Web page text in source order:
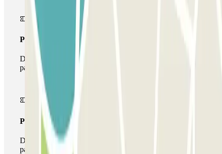
Pass multiparking
Durante il tuo soggiorno potrai usufruire dell'intera rete di
parcheggi disponibili su Parclick.
Pass illlimitato
Durante il tuo soggiorno potrai entrare e uscire dal
parcheggio tutte le volte che vorrai.